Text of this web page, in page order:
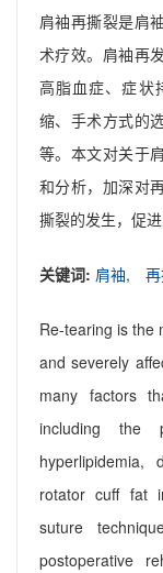
肩袖再撕裂是肩
术疗效。肩袖再
高脂血症、症状
缩、手术方式的
等。本文对关于
和分析，加深对
撕裂的发生，促
关键词: 肩袖,
Re-tearing is the
and severely
many factors
including the
rotator cuff fat
suture
postoperative